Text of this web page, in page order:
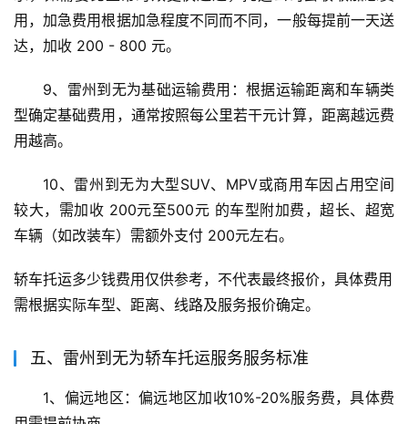
用，加急费用根据加急程度不同而不同，一般每提前一天送
达，加收 200 - 800 元。
9、雷州到无为基础运输费用：根据运输距离和车辆类
型确定基础费用，通常按照每公里若干元计算，距离越远费
用越高。
10、雷州到无为大型SUV、MPV或商用车因占用空间
较大，需加收 200元至500元 的车型附加费，超长、超宽
车辆（如改装车）需额外支付 200元左右。
轿车托运多少钱费用仅供参考，不代表最终报价，具体费用
需根据实际车型、距离、线路及服务报价确定。
五、雷州到无为轿车托运服务服务标准
1、偏远地区：偏远地区加收10%-20%服务费，具体费